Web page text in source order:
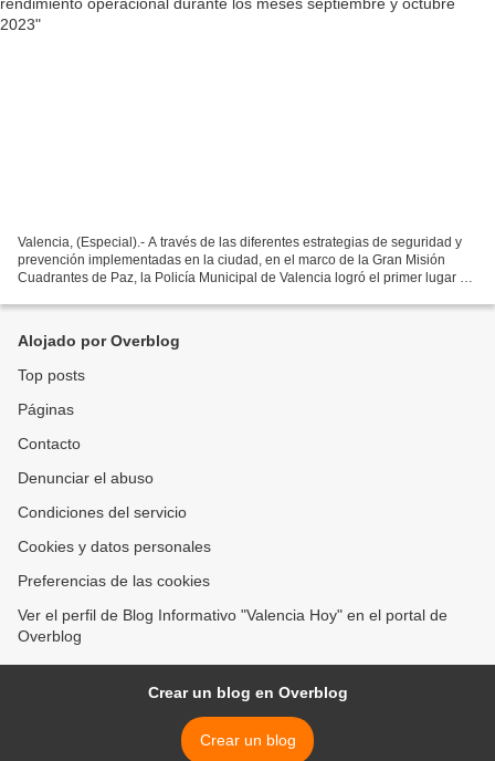
Valencia, (Especial).- A través de las diferentes estrategias de seguridad y
prevención implementadas en la ciudad, en el marco de la Gran Misión
Cuadrantes de Paz, la Policía Municipal de Valencia logró el primer lugar en
Alojado por Overblog
Top posts
Páginas
Contacto
Denunciar el abuso
Condiciones del servicio
Cookies y datos personales
Preferencias de las cookies
Ver el perfil de Blog Informativo "Valencia Hoy" en el portal de
Overblog
Crear un blog en Overblog
Crear un blog